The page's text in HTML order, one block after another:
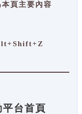
頁主要內容
台首頁